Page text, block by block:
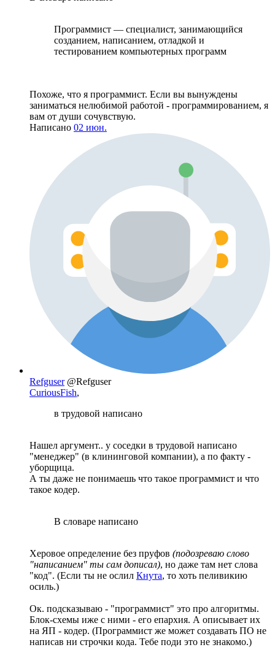
Программист — специалист, занимающийся
созданием, написанием, отладкой и
тестированием компьютерных программ
Похоже, что я программист. Если вы вынуждены
заниматься нелюбимой работой - программированием, я
вам от души сочувствую.
Написано 02 июн.
Refguser @Refguser
CuriousFish,
в трудовой написано
Нашел аргумент.. у соседки в трудовой написано
"менеджер" (в клининговой компании), а по факту -
уборщица.
А ты даже не понимаешь что такое программист и что
такое кодер.
В словаре написано
Херовое определение без пруфов (подозреваю слово
"написанием" ты сам дописал), но даже там нет слова
"код". (Если ты не ослил Кнута, то хоть пеливикию
осиль.)
Ок. подсказываю - "программист" это про алгоритмы.
Блок-схемы иже с ними - его епархия. А описывает их
на ЯП - кодер. (Программист же может создавать ПО не
написав ни строчки кода. Тебе поди это не знакомо.)